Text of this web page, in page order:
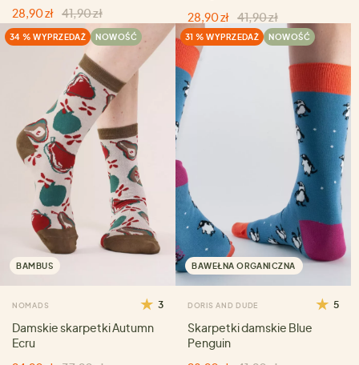
28,90 zł 41,90 zł
28,90 zł 41,90 zł
34 % WYPRZEDAŻ NOWOŚĆ
BAMBUS
NOMADS 3
Damskie skarpetki Autumn
Ecru
31 % WYPRZEDAŻ NOWOŚĆ
BAWEŁNA ORGANICZNA
DORIS AND DUDE 5
Skarpetki damskie Blue
Penguin